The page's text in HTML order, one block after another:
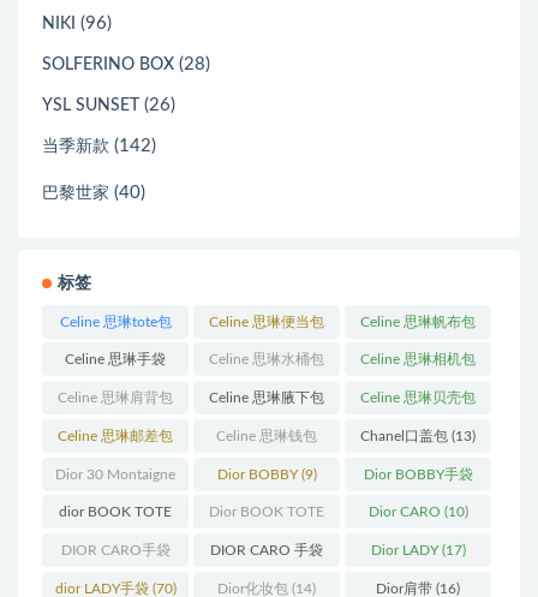
NIKI (96)
SOLFERINO BOX (28)
YSL SUNSET (26)
当季新款 (142)
巴黎世家 (40)
标签
Celine 思琳tote包
(23)
Celine 思琳便当包
(14)
Celine 思琳帆布包
(18)
Celine 思琳手袋
(250)
Celine 思琳水桶包
(55)
Celine 思琳相机包
(11)
Celine 思琳肩背包
(12)
Celine 思琳腋下包
(10)
Celine 思琳贝壳包
(12)
Celine 思琳邮差包
(13)
Celine 思琳钱包
(10)
Chanel口盖包 (13)
Dior 30 Montaigne
蒙田(31)
Dior BOBBY(9) Dior BOBBY手袋
(26)
dior BOOK TOTE
(12)
Dior BOOK TOTE
手袋(163)
Dior CARO (10)
DIOR CARO手袋
(11)
DIOR CARO 手袋
(31)
Dior LADY(17)
dior LADY手袋(70) Dior化妆包 (14) Dior肩带 (16)